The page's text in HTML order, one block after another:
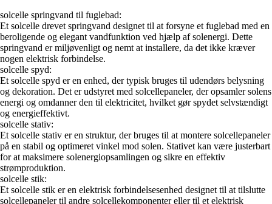
solcelle springvand til fuglebad:
Et solcelle drevet springvand designet til at forsyne et fuglebad med en
beroligende og elegant vandfunktion ved hjælp af solenergi. Dette
springvand er miljøvenligt og nemt at installere, da det ikke kræver
nogen elektrisk forbindelse.
solcelle spyd:
Et solcelle spyd er en enhed, der typisk bruges til udendørs belysning
og dekoration. Det er udstyret med solcellepaneler, der opsamler solens
energi og omdanner den til elektricitet, hvilket gør spydet selvstændigt
og energieffektivt.
solcelle stativ:
Et solcelle stativ er en struktur, der bruges til at montere solcellepaneler
på en stabil og optimeret vinkel mod solen. Stativet kan være justerbart
for at maksimere solenergiopsamlingen og sikre en effektiv
strømproduktion.
solcelle stik:
Et solcelle stik er en elektrisk forbindelsesenhed designet til at tilslutte
solcellepaneler til andre solcellekomponenter eller til et elektrisk